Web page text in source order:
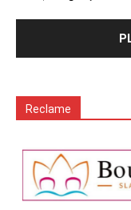
Reclame